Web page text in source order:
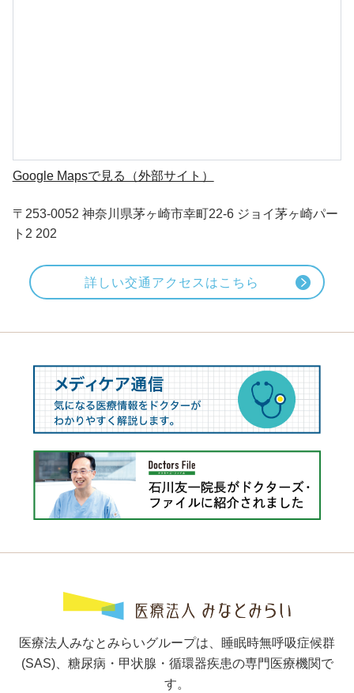
Google Mapsで見る（外部サイト）
〒253-0052 神奈川県茅ヶ崎市幸町22-6 ジョイ茅ヶ崎パー
ト2 202
詳しい交通アクセスはこちら
医療法人みなとみらいグループは、睡眠時無呼吸症候群
(SAS)、糖尿病・甲状腺・循環器疾患の専門医療機関で
す。